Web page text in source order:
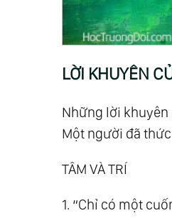
LỜI KHUYÊN
Những lời khuyên
Một người đã
TÂM VÀ TRÍ
1. “Chỉ có một